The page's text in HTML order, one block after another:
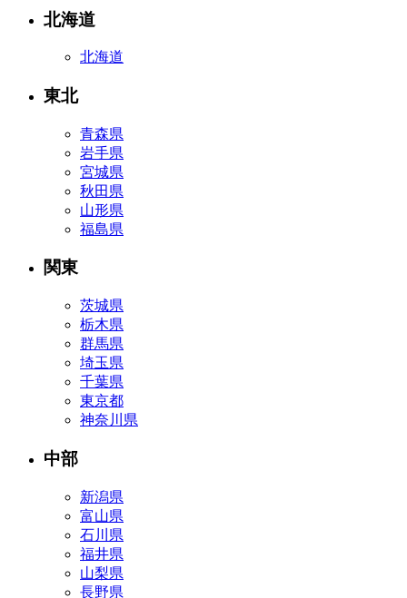
北海道
北海道
東北
青森県
岩手県
宮城県
秋田県
山形県
福島県
関東
茨城県
栃木県
群馬県
埼玉県
千葉県
東京都
神奈川県
中部
新潟県
富山県
石川県
福井県
山梨県
長野県